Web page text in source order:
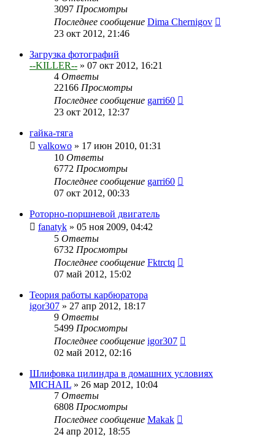
3097 Просмотры
Последнее сообщение Dima Chernigov
23 окт 2012, 21:46
Загрузка фотографий
--KILLER-- » 07 окт 2012, 16:21
4 Ответы
22166 Просмотры
Последнее сообщение garri60
23 окт 2012, 12:37
гайка-тяга
valkowo » 17 июн 2010, 01:31
10 Ответы
6772 Просмотры
Последнее сообщение garri60
07 окт 2012, 00:33
Роторно-поршневой двигатель
fanatyk » 05 ноя 2009, 04:42
5 Ответы
6732 Просмотры
Последнее сообщение Fktrctq
07 май 2012, 15:02
Теория работы карбюратора
igor307 » 27 апр 2012, 18:17
9 Ответы
5499 Просмотры
Последнее сообщение igor307
02 май 2012, 02:16
Шлифовка цилиндра в домашних условиях
MICHAIL » 26 мар 2012, 10:04
7 Ответы
6808 Просмотры
Последнее сообщение Makak
24 апр 2012, 18:55